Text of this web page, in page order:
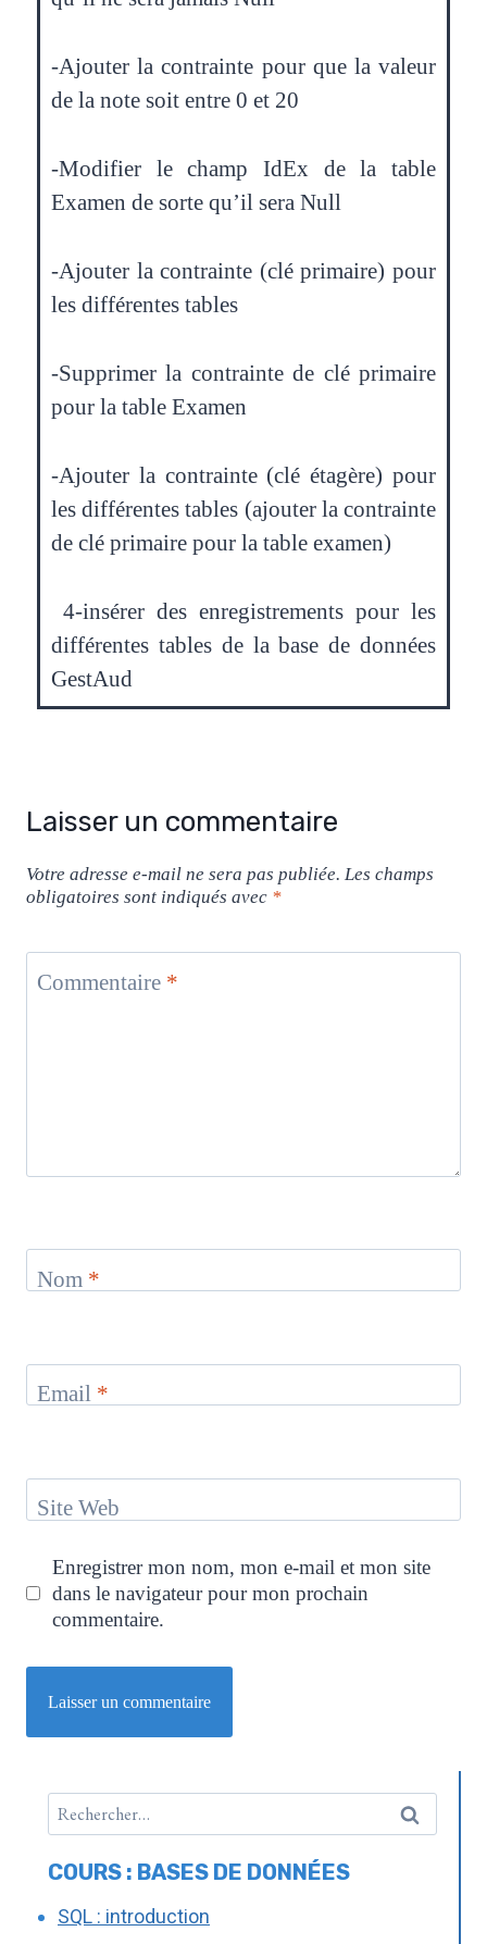
-Ajouter la contrainte pour que la valeur
de la note soit entre 0 et 20
-Modifier le champ IdEx de la table
Examen de sorte qu’il sera Null
-Ajouter la contrainte (clé primaire) pour
les différentes tables
-Supprimer la contrainte de clé primaire
pour la table Examen
-Ajouter la contrainte (clé étagère) pour
les différentes tables (ajouter la contrainte
de clé primaire pour la table examen)
4-insérer des enregistrements pour les
différentes tables de la base de données
GestAud
Laisser un commentaire
Votre adresse e-mail ne sera pas publiée. Les champs
obligatoires sont indiqués avec *
Commentaire *
Nom *
Email *
Site Web
Enregistrer mon nom, mon e-mail et mon site
dans le navigateur pour mon prochain
commentaire.
COURS : BASES DE DONNÉES
SQL : introduction